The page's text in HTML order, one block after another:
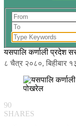
यसपालि कर्णाली प्रदेश
८ चैत्र २०८०, बिहीबार
90
SHARES